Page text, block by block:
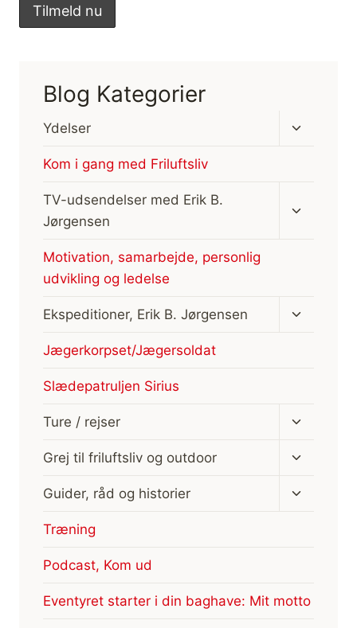
Blog Kategorier
Ydelser
Skift
Kom i gang med Friluftsliv
TV-udsendelser med Erik B.
Jørgensen
Motivation, samarbejde, personlig
udvikling og ledelse
Ekspeditioner, Erik B. Jørgensen
Skift
Jægerkorpset/Jægersoldat
Slædepatruljen Sirius
Ture / rejser
Skift
Grej til friluftsliv og outdoor
Skift
Guider, råd og historier
Skift
Træning
Podcast, Kom ud
Eventyret starter i din baghave: Mit motto